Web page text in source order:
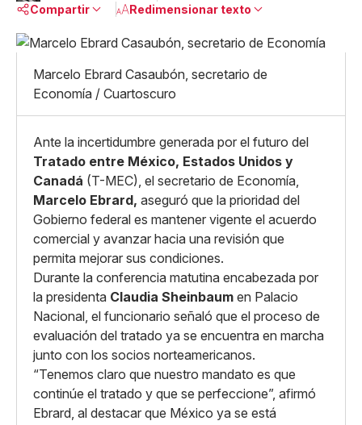
Compartir
Facebook
X
Copiar enlace
Redimensionar texto
Mediano
Grande
Marcelo Ebrard Casaubón, secretario de
Economía / Cuartoscuro
Ante la incertidumbre generada por el futuro del
Tratado entre México, Estados Unidos y
Canadá (T-MEC), el secretario de Economía,
Marcelo Ebrard, aseguró que la prioridad del
Gobierno federal es mantener vigente el acuerdo
comercial y avanzar hacia una revisión que
permita mejorar sus condiciones.
Durante la conferencia matutina encabezada por
la presidenta Claudia Sheinbaum en Palacio
Nacional, el funcionario señaló que el proceso de
evaluación del tratado ya se encuentra en marcha
junto con los socios norteamericanos.
“Tenemos claro que nuestro mandato es que
continúe el tratado y que se perfeccione”, afirmó
Ebrard, al destacar que México ya se está